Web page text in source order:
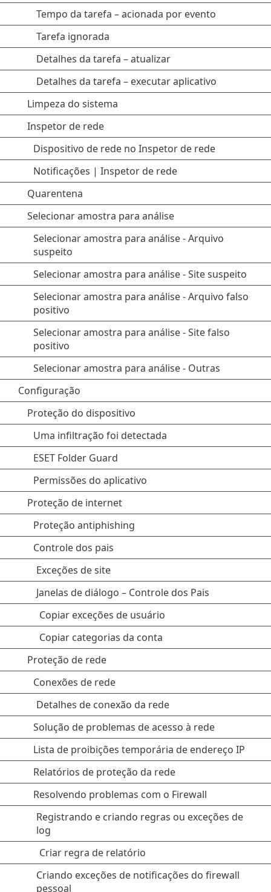
Tempo da tarefa – acionada por evento
Tarefa ignorada
Detalhes da tarefa – atualizar
Detalhes da tarefa – executar aplicativo
Limpeza do sistema
Inspetor de rede
Dispositivo de rede no Inspetor de rede
Notificações | Inspetor de rede
Quarentena
Selecionar amostra para análise
Selecionar amostra para análise - Arquivo
suspeito
Selecionar amostra para análise - Site suspeito
Selecionar amostra para análise - Arquivo falso
positivo
Selecionar amostra para análise - Site falso
positivo
Selecionar amostra para análise - Outras
Configuração
Proteção do dispositivo
Uma infiltração foi detectada
ESET Folder Guard
Permissões do aplicativo
Proteção de internet
Proteção antiphishing
Controle dos pais
Exceções de site
Janelas de diálogo – Controle dos Pais
Copiar exceções de usuário
Copiar categorias da conta
Proteção de rede
Conexões de rede
Detalhes de conexão da rede
Solução de problemas de acesso à rede
Lista de proibições temporária de endereço IP
Relatórios de proteção da rede
Resolvendo problemas com o Firewall
Registrando e criando regras ou exceções de
log
Criar regra de relatório
Criando exceções de notificações do firewall
pessoal